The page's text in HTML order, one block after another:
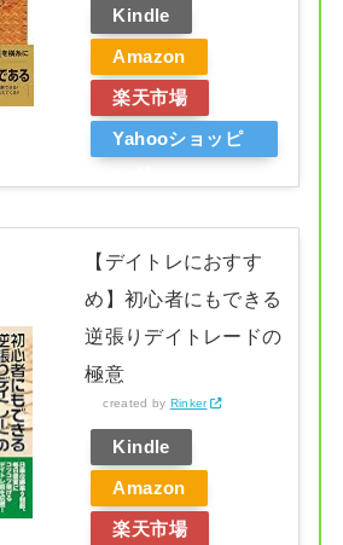
Kindle
Amazon
楽天市場
Yahooショッピ
【デイトレにおすす
め】初心者にもできる
逆張りデイトレードの
極意
created by Rinker
Kindle
Amazon
楽天市場